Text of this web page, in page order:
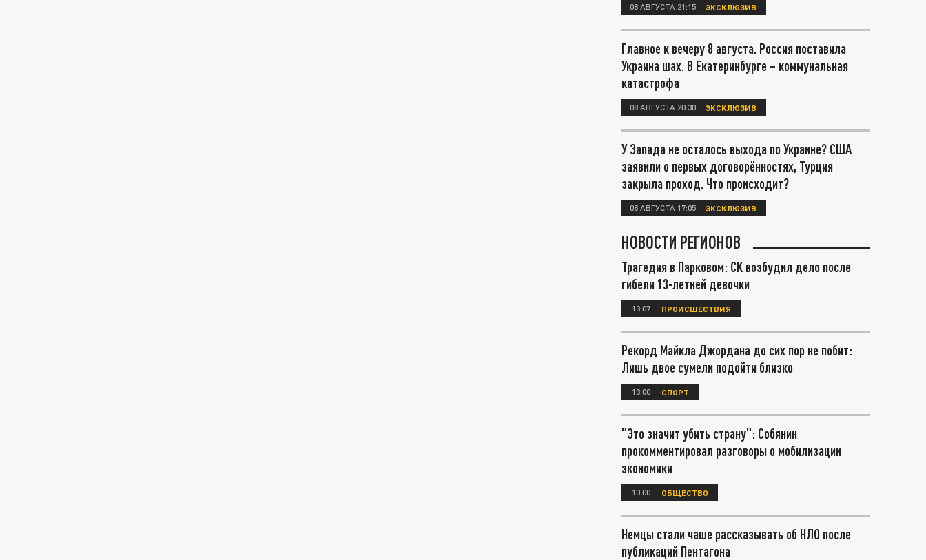
08 АВГУСТА 21:15 ЭКСКЛЮЗИВ
Главное к вечеру 8 августа. Россия поставила
Украина шах. В Екатеринбурге – коммунальная
катастрофа
08 АВГУСТА 20:30 ЭКСКЛЮЗИВ
У Запада не осталось выхода по Украине? США
заявили о первых договорённостях, Турция
закрыла проход. Что происходит?
08 АВГУСТА 17:05 ЭКСКЛЮЗИВ
НОВОСТИ РЕГИОНОВ
Трагедия в Парковом: СК возбудил дело после
гибели 13-летней девочки
13:07 ПРОИСШЕСТВИЯ
Рекорд Майкла Джордана до сих пор не побит:
Лишь двое сумели подойти близко
13:00 СПОРТ
"Это значит убить страну": Собянин
прокомментировал разговоры о мобилизации
экономики
13:00 ОБЩЕСТВО
Немцы стали чаше рассказывать об НЛО после
публикаций Пентагона